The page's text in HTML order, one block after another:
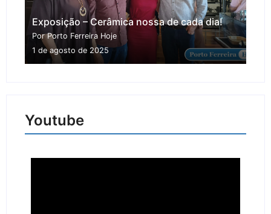
Exposição – Cerâmica nossa de cada dia!
Por Porto Ferreira Hoje
1 de agosto de 2025
Youtube